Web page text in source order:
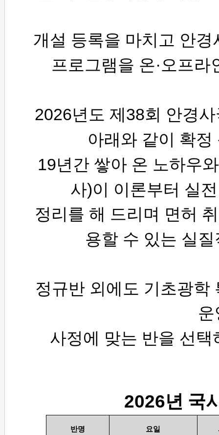
개설 등록을 마치고 안
프로그램을 온· 오프라
2026년도 제 38회 안경
아래와 같이 확
19년간 쌓아 온 노하우
사)이 이론부터 실
정리를 해 드리며 면허
용할 수 있는 실
정규반 외에도 기초광학
운
사정에 맞는 반을 선
2026년 국
반명 요일